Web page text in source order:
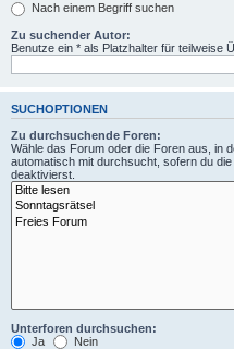
Nach einem Begriff suchen
Zu suchender Autor:
Benutze ein * als Platzhalter für teilweise
SUCHOPTIONEN
Zu durchsuchende Foren:
Wähle das Forum oder die Foren aus, in
automatisch mit durchsucht, sofern du
deaktivierst.
Unterforen durchsuchen:
Ja
Nein